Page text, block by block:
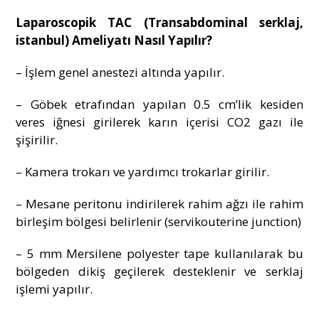
Laparoscopik TAC (Transabdominal serklaj,
istanbul) Ameliyatı Nasıl Yapılır?
– İşlem genel anestezi altında yapılır.
– Göbek etrafından yapılan 0.5 cm’lik kesiden
veres iğnesi girilerek karın içerisi CO2 gazı ile
şişirilir.
– Kamera trokarı ve yardımcı trokarlar girilir.
– Mesane peritonu indirilerek rahim ağzı ile rahim
birleşim bölgesi belirlenir (servikouterine junction)
– 5 mm Mersilene polyester tape kullanılarak bu
bölgeden dikiş geçilerek desteklenir ve serklaj
işlemi yapılır.